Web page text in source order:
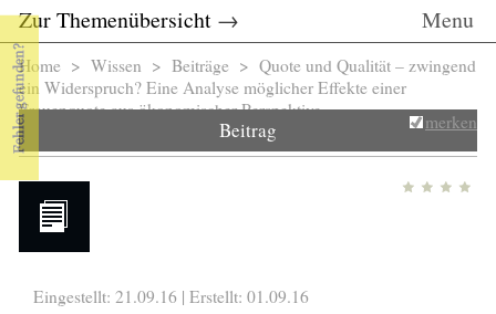
Zur Themenübersicht → Menu
Sie sind hier
Home > Wissen > Beiträge > Quote und Qualität – zwingend
ein Widerspruch? Eine Analyse möglicher Effekte einer
Frauenquote aus ökonomischer Perspektive
Beitrag merken
Eingestellt: 21.09.16 | Erstellt: 01.09.16